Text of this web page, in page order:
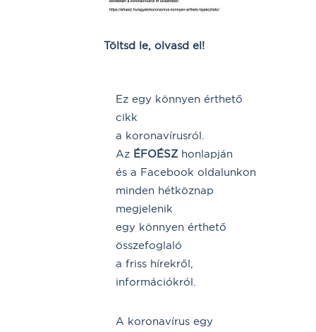
Töltsd le, olvasd el!
Ez egy könnyen érthető
cikk
a koronavírusról.
Az ÉFOÉSZ honlapján
és a Facebook oldalunkon
minden hétköznap
megjelenik
egy könnyen érthető
összefoglaló
a friss hírekről,
információkról.
A koronavírus egy